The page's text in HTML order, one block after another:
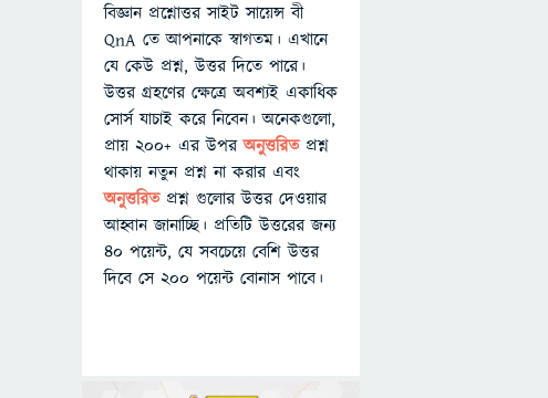
বিজ্ঞান প্রশ্নোত্তর সাইট সায়েন্স বী
QnA তে আপনাকে স্বাগতম। এখানে
যে কেউ প্রশ্ন, উত্তর দিতে পারে।
উত্তর গ্রহণের ক্ষেত্রে অবশ্যই একাধিক
সোর্স যাচাই করে নিবেন। অনেকগুলো,
প্রায় ২০০+ এর উপরঅনুত্তরিতপ্রশ্ন
থাকায় নতুন প্রশ্ন না করার এবং
অনুত্তরিত প্রশ্ন গুলোর উত্তর দেওয়ার
আহ্বান জানাচ্ছি। প্রতিটি উত্তরের জন্য
৪০ পয়েন্ট, যে সবচেয়ে বেশি উত্তর
দিবে সে ২০০ পয়েন্ট বোনাস পাবে।